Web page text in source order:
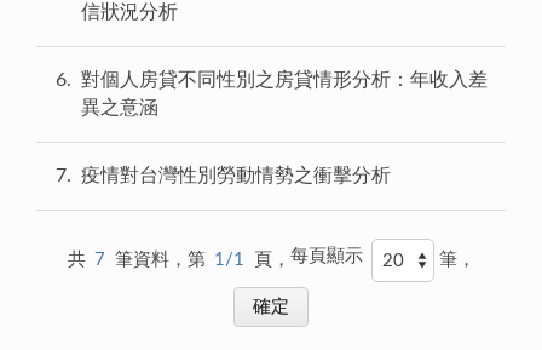
信狀況分析
6
對個人房貸不同性別之房貸情形分析：年收入差
異之意涵
7 疫情對台灣性別勞動情勢之衝擊分析
共 7 筆資料，第 1/1 頁， 每頁顯示 筆，